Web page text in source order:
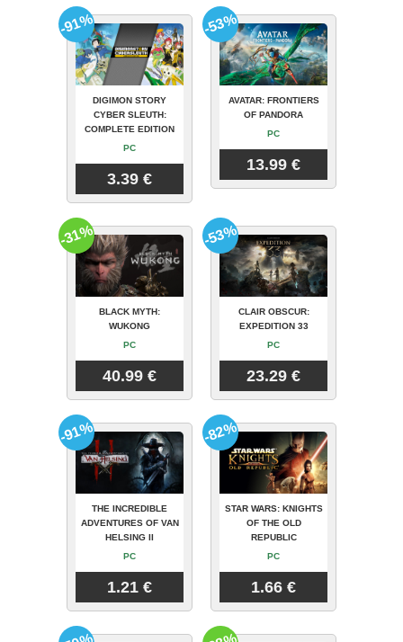
DIGIMON STORY
CYBER SLEUTH:
COMPLETE EDITION
PC
3.39 €
-91%
AVATAR: FRONTIERS
OF PANDORA
PC
13.99 €
-53%
BLACK MYTH:
WUKONG
PC
40.99 €
-31%
CLAIR OBSCUR:
EXPEDITION 33
PC
23.29 €
-53%
THE INCREDIBLE
ADVENTURES OF VAN
HELSING II
PC
1.21 €
-91%
STAR WARS: KNIGHTS
OF THE OLD
REPUBLIC
PC
1.66 €
-82%